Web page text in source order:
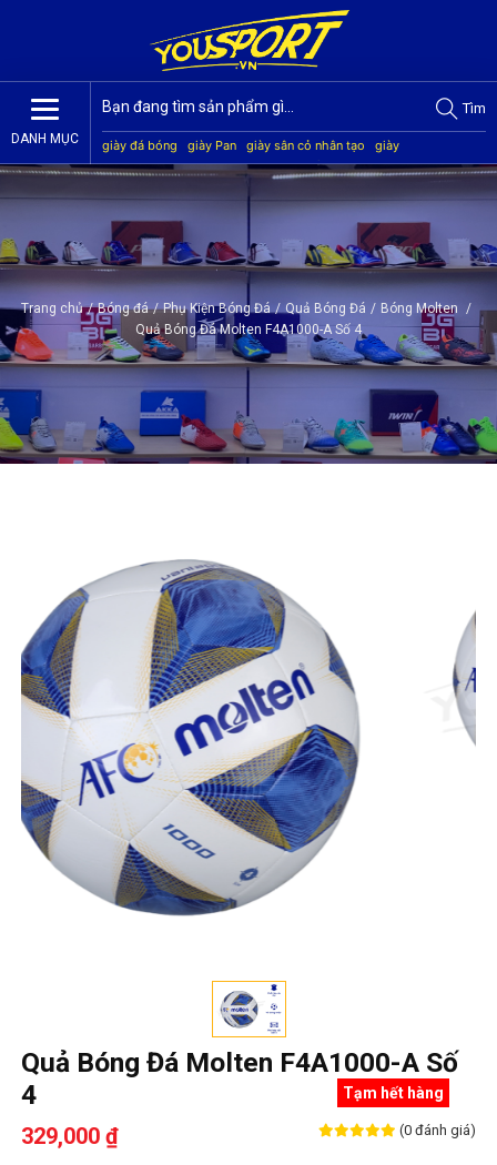
DANH MỤC
Tìm
giày đá bóng giày Pan giày sân cỏ nhân tạo
giày
Jogarbola
giày Mitre giày Akka quần áo bóng đá
giày
Trang chủ / Bóng đá / Phụ Kiện Bóng Đá / Quả Bóng Đá / Bóng Molten /
Quả Bóng Đá Molten F4A1000-A Số 4
Quả Bóng Đá Molten F4A1000-A Số
4
Tạm hết hàng
329,000 ₫ (0 đánh giá)